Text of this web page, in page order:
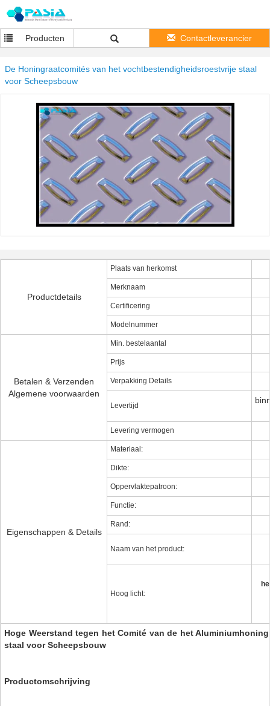
Producten Contactleverancier
De Honingraatcomités van het vochtbestendigheidsroestvrije staal
voor Scheepsbouw
Productdetails
Plaats van herkomst
Merknaam
Certificering
Modelnummer
Betalen & Verzenden
Algemene voorwaarden
Min. bestelaantal
Prijs
Verpakking Details
Levertijd
Levering vermogen
Eigenschappen & Details
Materiaal:
Dikte:
Oppervlaktepatroon:
Functie:
Rand:
Naam van het product:
Hoog licht:
Hoge Weerstand tegen het Comité van de het
staal voor Scheepsbouw
Productomschrijving